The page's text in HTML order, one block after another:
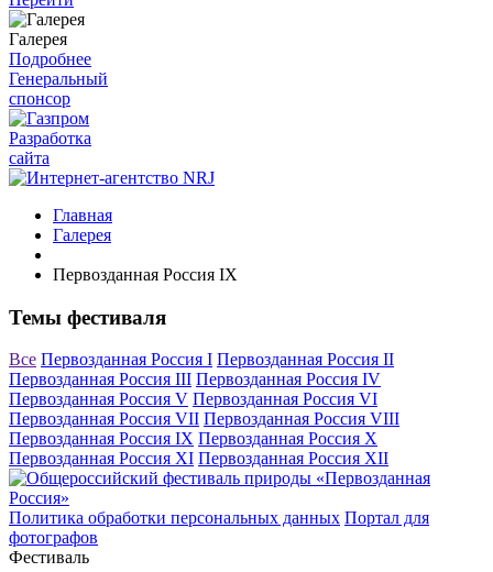
Галерея
Подробнее
Генеральный
спонсор
Разработка
сайта
Главная
Галерея
Первозданная Россия IX
Темы фестиваля
Все Первозданная Россия I Первозданная Россия II
Первозданная Россия III Первозданная Россия IV
Первозданная Россия V Первозданная Россия VI
Первозданная Россия VII Первозданная Россия VIII
Первозданная Россия IX Первозданная Россия X
Первозданная Россия XI Первозданная Россия XII
Политика обработки персональных данных Портал для
фотографов
Фестиваль